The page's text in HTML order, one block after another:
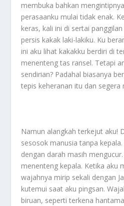
membuka bahkan
perasaanku mulai tidak enak.
keras, kali ini di sertai
persis kakak laki-lakiku. Ku
ini aku lihat kakakku berdiri di
menenteng tas ransel. Tetapi
sendirian? Padahal biasanya
tepis keheranan itu dan segera
Namun alangkah terkejut aku!
sesosok manusia tanpa
dengan darah masih
menenteng kepala. Ketika aku
wajahnya mirip sekali dengan
kutemui saat aku pingsan.
biruan, seperti terkena